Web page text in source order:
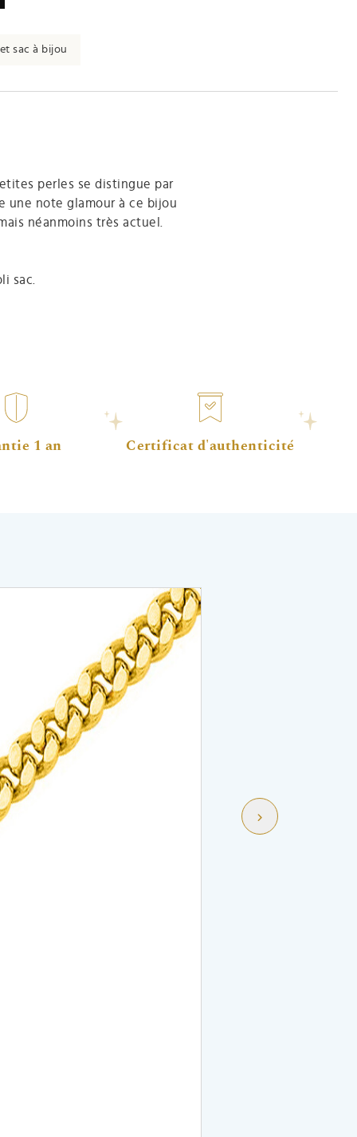
sac à bijou
perles se distingue par
une note glamour à ce bijou
néanmoins très actuel.
sac.
1 an Certificat d'authenticité